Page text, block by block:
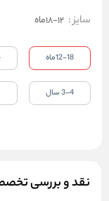
نقد و بررسی
سایز: 12-18ماه
12-18ماه
3-4 سال